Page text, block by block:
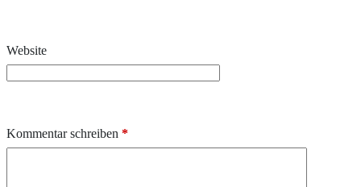
Website
Kommentar schreiben *